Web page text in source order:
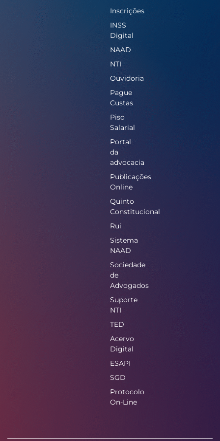
Inscrições
INSS
Digital
NAAD
NTI
Ouvidoria
Pague
Custas
Piso
Salarial
Portal
da
advocacia
Publicações
Online
Quinto
Constitucional
Rui
Sistema
NAAD
Sociedade
de
Advogados
Suporte
NTI
TED
Acervo
Digital
ESAPI
SGD
Protocolo
On-Line